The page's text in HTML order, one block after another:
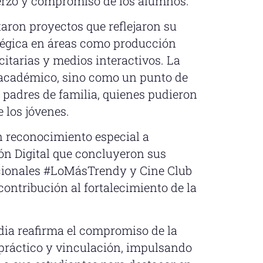
proyectos que reflejaron su
en áreas como producción
y medios interactivos. La
sino como un punto de
de familia, quienes pudieron
los jóvenes.
reconocimiento especial a
Digital que concluyeron sus
#LoMásTrendy y Cine Club
al fortalecimiento de la
reafirma el compromiso de la
y vinculación, impulsando